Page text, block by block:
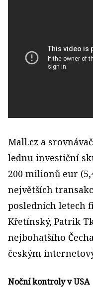
Mall.cz a
lednu investiční
200 milionů eur
největších
posledních letech
Křetínský, Patrik
nejbohatšího
českým
Noční kontroly v USA